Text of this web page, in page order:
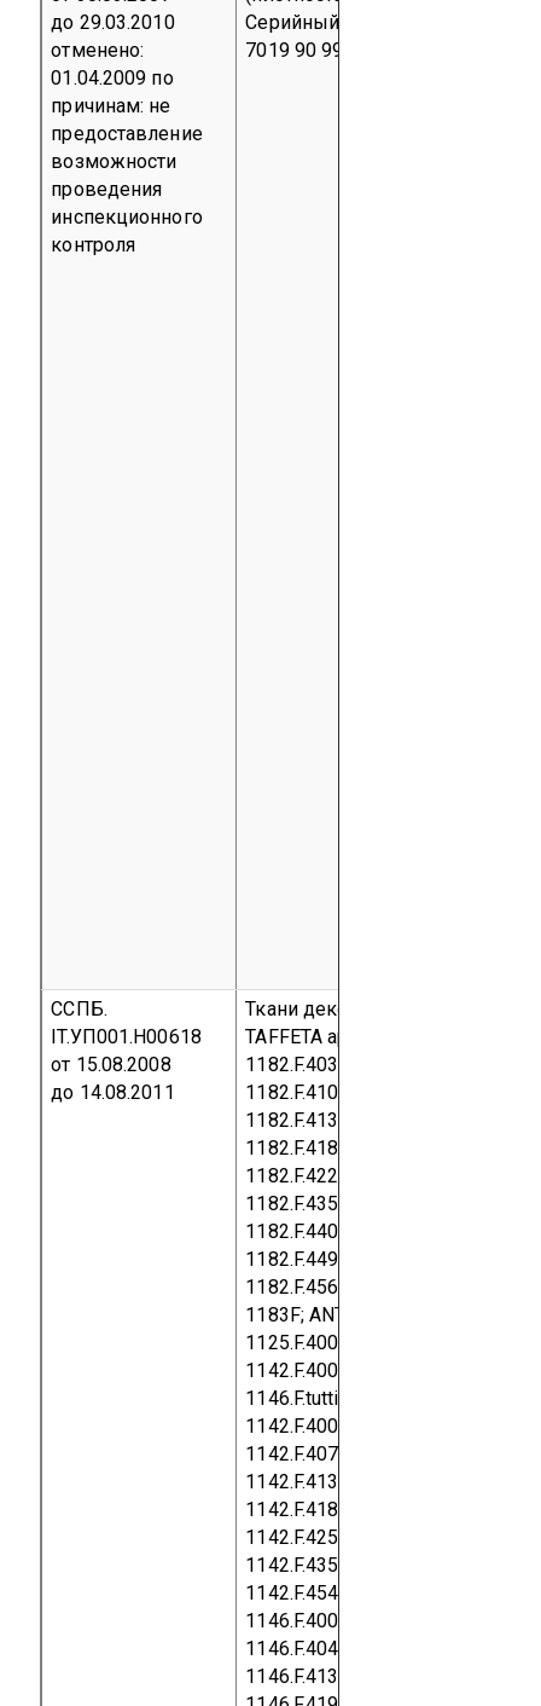
до 29.03.2010
отменено:
01.04.2009 по
причинам: не
предоставление
возможности
проведения
инспекционного
контроля
Серийный выпуск
7019 90 990 0
ССПБ.
IT.УП001.Н00618
от 15.08.2008
до 14.08.2011
Ткани декоративные
TAFFETA артикулы 1182.F.402,
1182.F.403, 1182.F.406,
1182.F.410, 1182.F.411,
1182.F.413, 1182.F.416,
1182.F.418, 1182.F.419,
1182.F.422, 1182.F.425,
1182.F.435, 1182.F.437,
1182.F.440, 1182.F.442,
1182.F.449, 1182.F.451,
1182.F.456, 1182.F.457,
1183F;ANTIFIAMMA артикулы
1125.F.400/402, 1142.F.altri colori,
1142.F.400, 1145.F.tutti colori,
1146.F.tutti colori;
1142.F.400, 1142.F.401,
1142.F.407, 1142.F.408,
1142.F.413, 1142.F.414,
1142.F.418, 1142.F.419,
1142.F.425, 1142.F.427,
1142.F.435, 1142.F.452,
1142.F.454, 1142.F.457,
1146.F.400, 1146.F.402,
1146.F.404, 1146.F.411,
1146.F.413, 1146.F.416,